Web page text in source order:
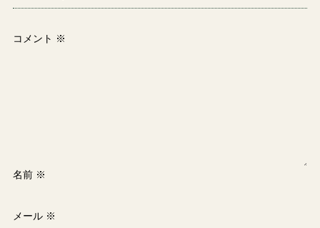
コメント ※
名前 ※
メール ※